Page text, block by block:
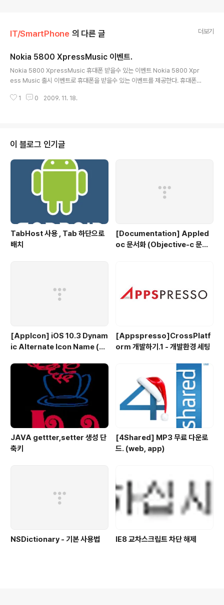
IT/SmartPhone 의 다른 글 더보기
Nokia 5800 XpressMusic 이벤트.
Nokia 5800 XpressMusic 휴대폰 받을수 있는 이벤트 Nokia 5800 Xpr
ess Music 출시 이벤트로 휴대폰을 받을수 있는 이벤트를 제공한다. 휴대폰
ent.cetizen.com/eventcate.php?event_id=xpressmusic&event_s
된다.
1 0 2009. 11. 18.
이 블로그 인기글
TabHost 사용 , Tab 하단으로
배치
[Documentation] Appled
oc 문서화 (Objective-c 문서
[AppIcon] iOS 10.3 Dynam
ic Alternate Icon Name (동
[Appspresso]CrossPlatf
orm 개발하기.1 - 개발환경 세팅
JAVA gettter,setter 생성 단
축키
[4Shared] MP3 무료 다운로
드. (web, app)
NSDictionary - 기본 사용법 IE8 교차스크립트 차단 해제